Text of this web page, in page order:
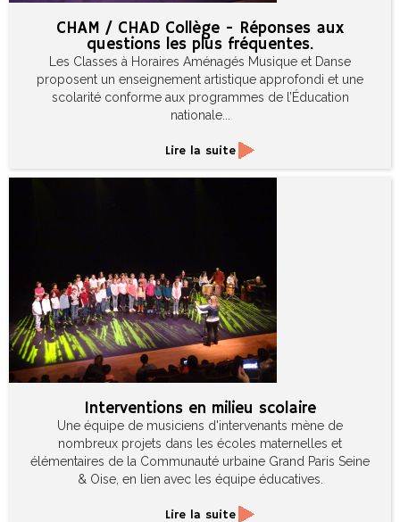
CHAM / CHAD Collège - Réponses aux
questions les plus fréquentes.
Les Classes à Horaires Aménagés Musique et Danse
proposent un enseignement artistique approfondi et une
scolarité conforme aux programmes de l’Éducation
nationale...
Lire la suite
Interventions en milieu scolaire
Une équipe de musiciens d'intervenants mène de
nombreux projets dans les écoles maternelles et
élémentaires de la Communauté urbaine Grand Paris Seine
& Oise, en lien avec les équipe éducatives.
Lire la suite